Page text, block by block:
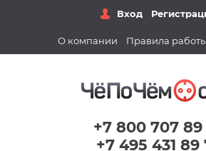
Вход
О компании Правила работы
+7 800 707 89
+7 495 431 89